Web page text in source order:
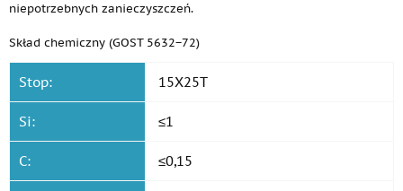
niepotrzebnych zanieczyszczeń.
Skład chemiczny (GOST 5632−72)
Stop: 15Х25Т
Si: ≤1
C: ≤0,15